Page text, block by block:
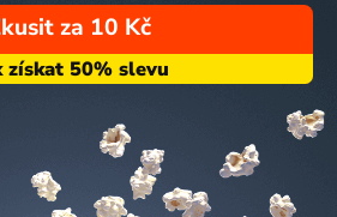
za 10 Kč